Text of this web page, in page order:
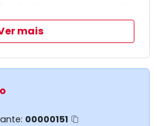
mais informações e
mais
00000151